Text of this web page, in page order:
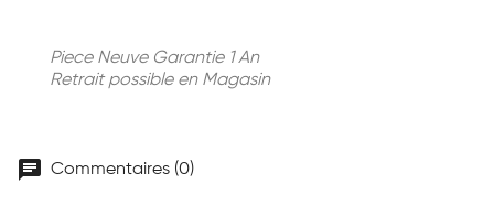
Piece Neuve Garantie 1 An
Retrait possible en Magasin
chat Commentaires (0)